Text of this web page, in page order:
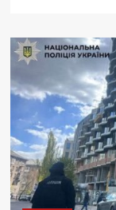
Києві
сталася
ДТП
на
мосту